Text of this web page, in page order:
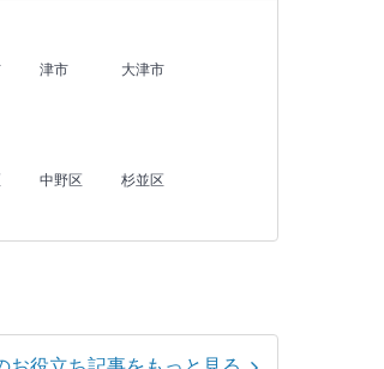
津市
大津市
中野区
杉並区